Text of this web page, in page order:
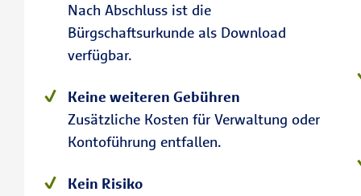
Nach Abschluss ist die
Bürgschaftsurkunde als Download
verfügbar.
Keine weiteren Gebühren
Zusätzliche Kosten für Verwaltung oder
Kontoführung entfallen.
Kein Risiko